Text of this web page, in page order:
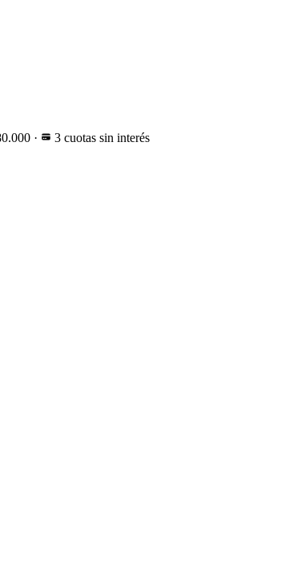
·
3 cuotas sin interés